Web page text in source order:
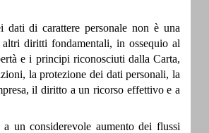
di carattere personale non è una
diritti fondamentali, in ossequio al
e i principi riconosciuti dalla Carta,
la protezione dei dati personali, la
il diritto a un ricorso effettivo e a
un considerevole aumento dei flussi